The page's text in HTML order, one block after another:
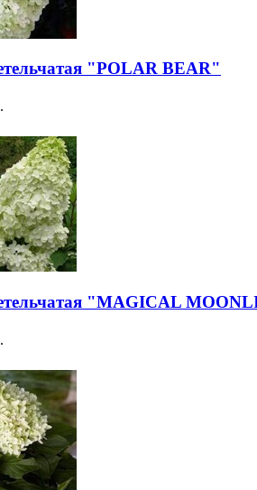
"POLAR BEAR"
"MAGICAL